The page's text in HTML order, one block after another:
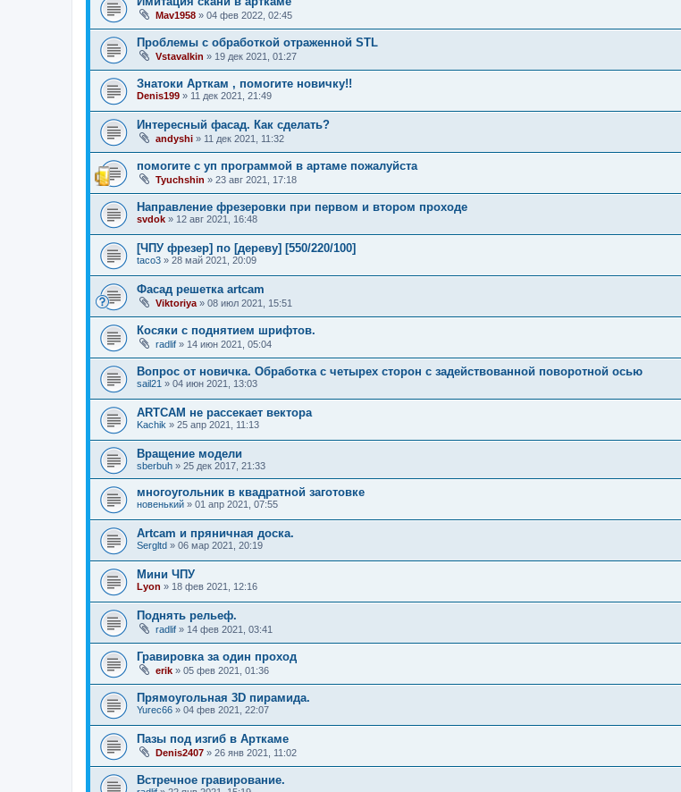
Mav1958 » 04 фев 2022, 02:45
Проблемы с обработкой отраженной STL
Vstavalkin » 19 дек 2021, 01:27
Знатоки Арткам , помогите новичку!!
Denis199 » 11 дек 2021, 21:49
Интересный фасад. Как сделать?
andyshi » 11 дек 2021, 11:32
помогите с уп программой в артаме пожалуйста
Tyuchshin » 23 авг 2021, 17:18
Направление фрезеровки при первом и втором проходе
svdok » 12 авг 2021, 16:48
[ЧПУ фрезер] по [дереву] [550/220/100]
taco3 » 28 май 2021, 20:09
Фасад решетка artcam
Viktoriya » 08 июл 2021, 15:51
Косяки с поднятием шрифтов.
radlif » 14 июн 2021, 05:04
Вопрос от новичка. Обработка с четырех сторон с задействованной поворотной осью
sail21 » 04 июн 2021, 13:03
ARTCAM не рассекает вектора
Kachik » 25 апр 2021, 11:13
Вращение модели
sberbuh » 25 дек 2017, 21:33
многоугольник в квадратной заготовке
новенький » 01 апр 2021, 07:55
Artcam и пряничная доска.
Sergltd » 06 мар 2021, 20:19
Мини ЧПУ
Lyon » 18 фев 2021, 12:16
Поднять рельеф.
radlif » 14 фев 2021, 03:41
Гравировка за один проход
erik » 05 фев 2021, 01:36
Прямоугольная 3D пирамида.
Yurec66 » 04 фев 2021, 22:07
Пазы под изгиб в Арткаме
Denis2407 » 26 янв 2021, 11:02
Встречное гравирование.